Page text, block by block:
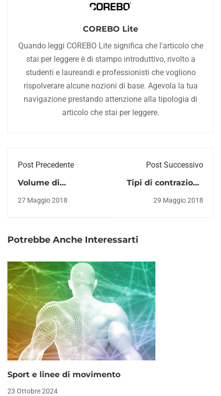
COREBO Lite
Quando leggi COREBO Lite significa che l'articolo che
stai per leggere è di stampo introduttivo, rivolto a
studenti e laureandi e professionisti che vogliono
rispolverare alcune nozioni di base. Agevola la tua
navigazione prestando attenzione alla tipologia di
articolo che stai per leggere.
Post Precedente
Volume di
allenamento e
esercizi: cosa conta
27 Maggio 2018
Post Successivo
Tipi di contrazione
muscolare, guida
per neofiti
29 Maggio 2018
Potrebbe Anche Interessarti
Sport e linee di movimento
23 Ottobre 2024